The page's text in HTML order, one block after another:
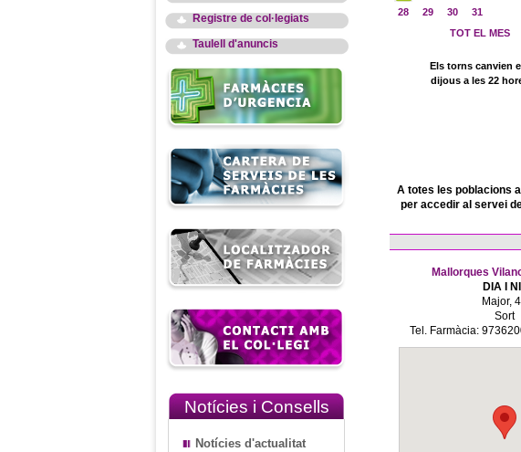
Registre de col·legiats
Taulell d'anuncis
Notícies i Consells
Notícies d'actualitat
28
29 30
31
TOT EL MES
Els torns canvien
dijous a les 22
A totes les poblacions
per accedir al servei
Mallorques
DIA I
Major,
Sort
Tel. Farmàcia: